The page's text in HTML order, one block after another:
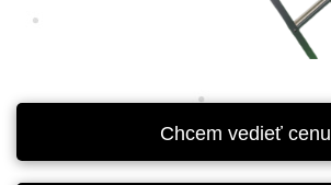
Chcem vedieť cenu